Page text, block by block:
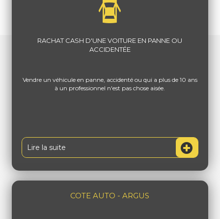
RACHAT CASH D'UNE VOITURE EN PANNE OU
ACCIDENTÉE
Vendre un véhicule en panne, accidenté ou qui a plus de 10 ans
à un professionnel n'est pas chose aisée.
Lire la suite
COTE AUTO - ARGUS